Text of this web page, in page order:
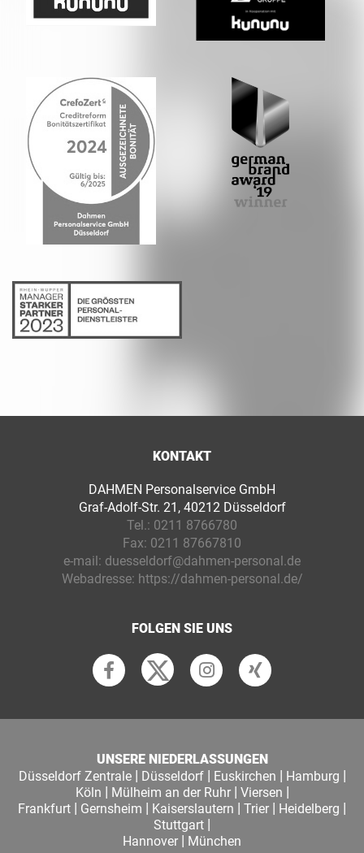
KONTAKT
DAHMEN Personalservice GmbH
Graf-Adolf-Str. 21, 40212 Düsseldorf
Tel.: 0211 8766780
Fax: 0211 87667810
e-mail: duesseldorf@dahmen-personal.de
Webadresse: https://dahmen-personal.de/
FOLGEN SIE UNS
UNSERE NIEDERLASSUNGEN
Düsseldorf Zentrale| Düsseldorf| Euskirchen | Hamburg |
Köln | Mülheim an der Ruhr| Viersen |
Frankfurt | Gernsheim | Kaiserslautern | Trier | Heidelberg |
Stuttgart |
Hannover | München